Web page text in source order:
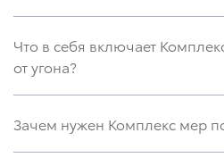
Что в себя включает
от угона?
Зачем нужен Комплекс мер